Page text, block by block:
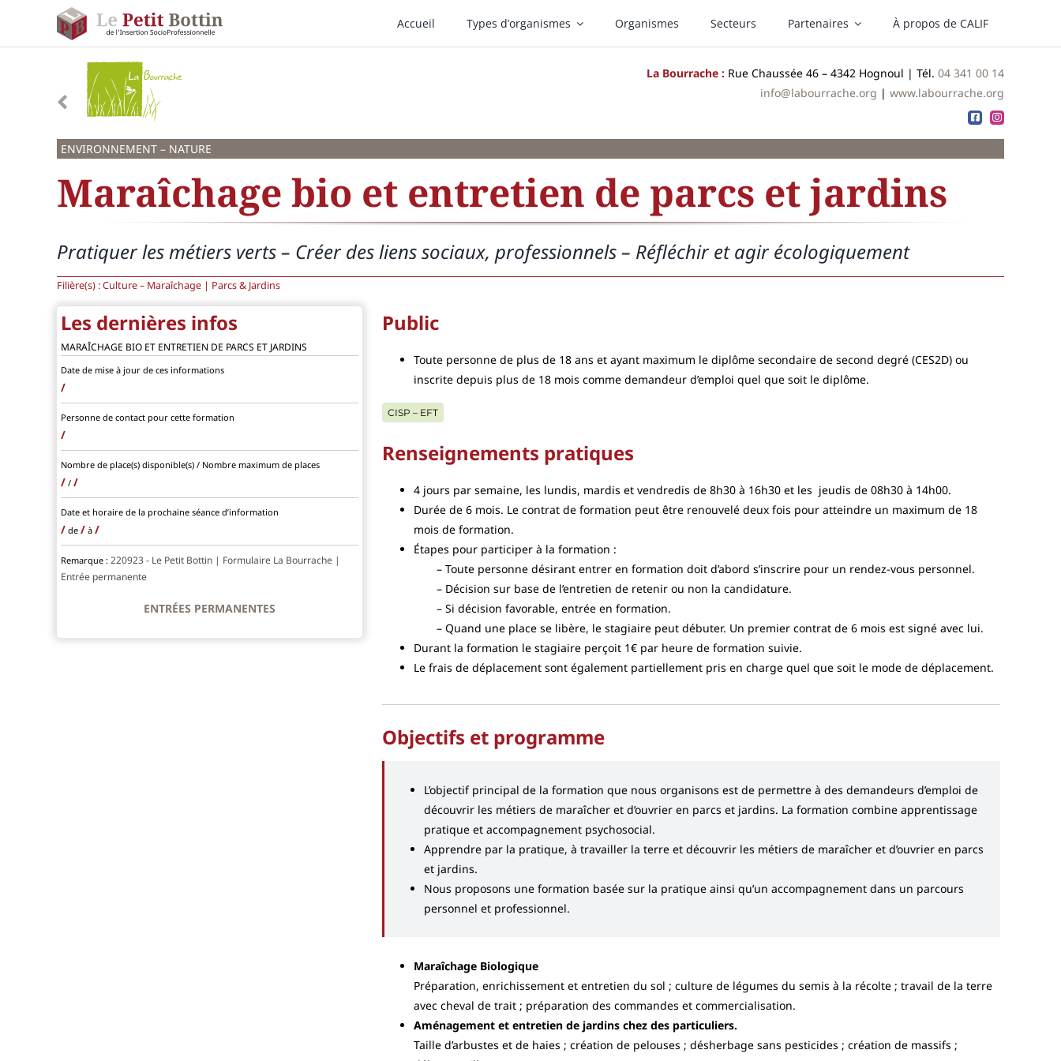
contenu
Accueil Types d’organismes Organismes Secteurs Partenaires À propos de CALIF
La Bourrache : Rue Chaussée 46 – 4342 Hognoul | Tél.04 341 00 14
info@labourrache.org |www.labourrache.org
ENVIRONNEMENT – NATURE
Maraîchage bio et entretien de parcs et jardins
Pratiquer les métiers verts – Créer des liens sociaux, professionnels – Réfléchir et agir écologiquement
Filière(s) : Culture – Maraîchage | Parcs & Jardins
Les dernières infos
MARAÎCHAGE BIO ET ENTRETIEN DE PARCS ET JARDINS
Date de mise à jour de ces informations
/
Personne de contact pour cette formation
/
Nombre de place(s) disponible(s) / Nombre maximum de places
/ / /
Date et horaire de la prochaine séance d’information
/ de / à /
Remarque : 220923 - Le Petit Bottin | Formulaire La Bourrache |
Entrée permanente
ENTRÉES PERMANENTES
Public
Toute personne de plus de 18 ans et ayant maximum le diplôme secondaire de second degré (CES2D) ou
inscrite depuis plus de 18 mois comme demandeur d’emploi quel que soit le diplôme.
CISP – EFT
Renseignements pratiques
4 jours par semaine, les lundis, mardis et vendredis de 8h30 à 16h30 et les jeudis de 08h30 à 14h00.
Durée de 6 mois. Le contrat de formation peut être renouvelé deux fois pour atteindre un maximum de 18
mois de formation.
Étapes pour participer à la formation :
Toute personne désirant entrer en formation doit d’abord s’inscrire pour un rendez-vous personnel.
Décision sur base de l’entretien de retenir ou non la candidature.
Si décision favorable, entrée en formation.
Quand une place se libère, le stagiaire peut débuter. Un premier contrat de 6 mois est signé avec lui.
Durant la formation le stagiaire perçoit 1€ par heure de formation suivie.
Le frais de déplacement sont également partiellement pris en charge quel que soit le mode de déplacement.
Objectifs et programme
L’objectif principal de la formation que nous organisons est de permettre à des demandeurs d’emploi de
découvrir les métiers de maraîcher et d’ouvrier en parcs et jardins. La formation combine apprentissage
pratique et accompagnement psychosocial.
Apprendre par la pratique, à travailler la terre et découvrir les métiers de maraîcher et d’ouvrier en parcs
et jardins.
Nous proposons une formation basée sur la pratique ainsi qu’un accompagnement dans un parcours
personnel et professionnel.
Maraîchage Biologique
Préparation, enrichissement et entretien du sol ; culture de légumes du semis à la récolte ; travail de la terre
avec cheval de trait ; préparation des commandes et commercialisation.
Aménagement et entretien de jardins chez des particuliers.
Taille d’arbustes et de haies ; création de pelouses ; désherbage sans pesticides ; création de massifs ;